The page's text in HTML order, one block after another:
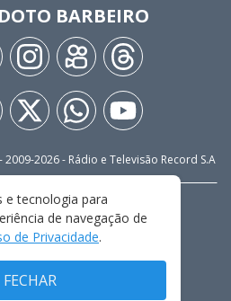
BARBEIRO
2009-2026- Rádio e Televisão Record S.A
CONOSCO
PRIVACIDADE
CONDIÇÕES DE USO
e tecnologia para
de navegação de
de Privacidade.
FECHAR